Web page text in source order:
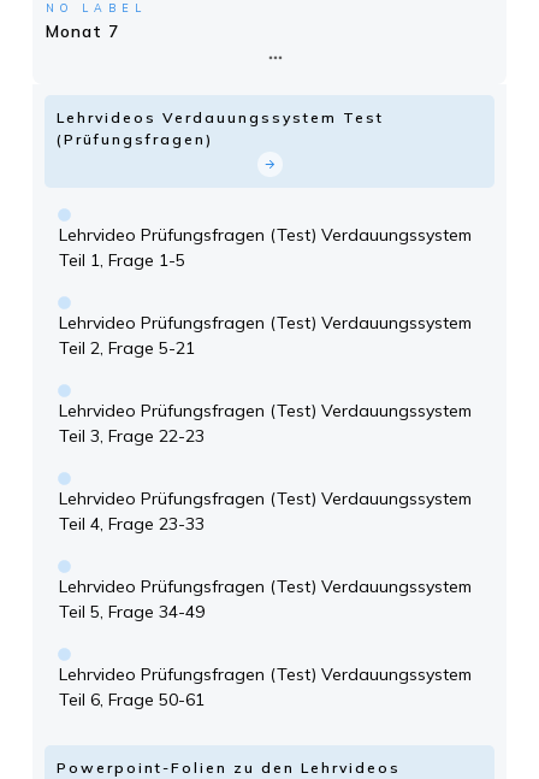
NO LABEL
Monat 7
Lehrvideos Verdauungssystem Test
(Prüfungsfragen)
Lehrvideo Prüfungsfragen (Test) Verdauungssystem
Teil 1, Frage 1-5
Lehrvideo Prüfungsfragen (Test) Verdauungssystem
Teil 2, Frage 5-21
Lehrvideo Prüfungsfragen (Test) Verdauungssystem
Teil 3, Frage 22-23
Lehrvideo Prüfungsfragen (Test) Verdauungssystem
Teil 4, Frage 23-33
Lehrvideo Prüfungsfragen (Test) Verdauungssystem
Teil 5, Frage 34-49
Lehrvideo Prüfungsfragen (Test) Verdauungssystem
Teil 6, Frage 50-61
Powerpoint-Folien zu den Lehrvideos